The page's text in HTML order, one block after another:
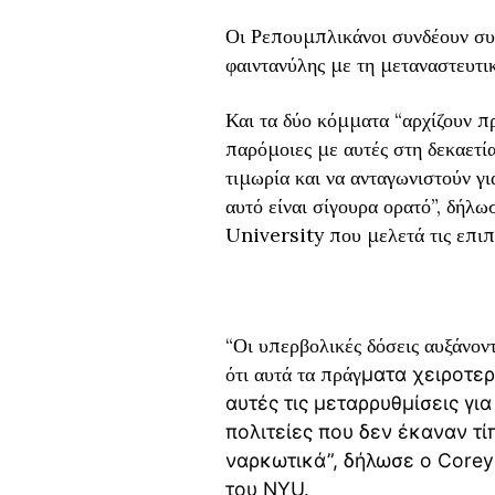
Οι Ρεπουμπλικάνοι συνδέουν
φαιντανύλης με τη
Και τα δύο κόμματα “αρχίζουν
παρόμοιες με αυτές στη
τιμωρία και να ανταγωνιστούν
αυτό είναι σίγουρα ορατό”,
University που μελετά τις
“Οι υπερβολικές δόσεις
ότι αυτά τα πράγματα
αυτές τις μεταρρυθμίσεις
πολιτείες που δεν έκαναν
ναρκωτικά”, δήλωσε ο
του NYU.